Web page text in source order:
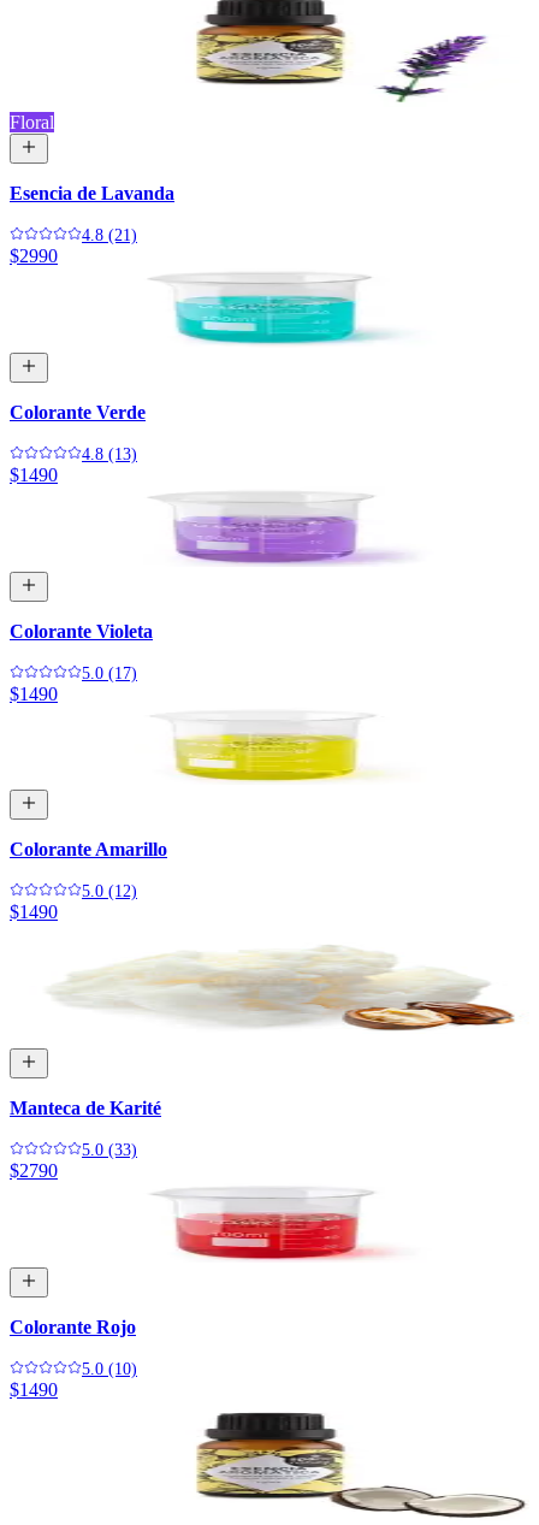
Floral
Esencia de Lavanda
4.8 (21)
$2990
Colorante Verde
4.8 (13)
$1490
Colorante Violeta
5.0 (17)
$1490
Colorante Amarillo
5.0 (12)
$1490
Manteca de Karité
5.0 (33)
$2790
Colorante Rojo
5.0 (10)
$1490